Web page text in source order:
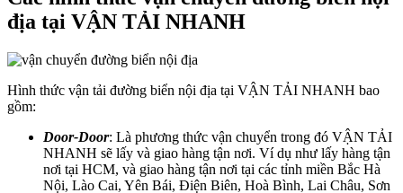
địa tại VẬN TẢI NHANH
Hình thức vận tải đường biển nội địa tại VẬN TẢI NHANH bao
gồm:
Door-Door: Là phương thức vận chuyển trong đó VẬN TẢI
NHANH sẽ lấy và giao hàng tận nơi. Ví dụ như lấy hàng tận
nơi tại HCM, và giao hàng tận nơi tại các tỉnh miền Bắc Hà
Nội, Lào Cai, Yên Bái, Điện Biên, Hoà Bình, Lai Châu, Sơn